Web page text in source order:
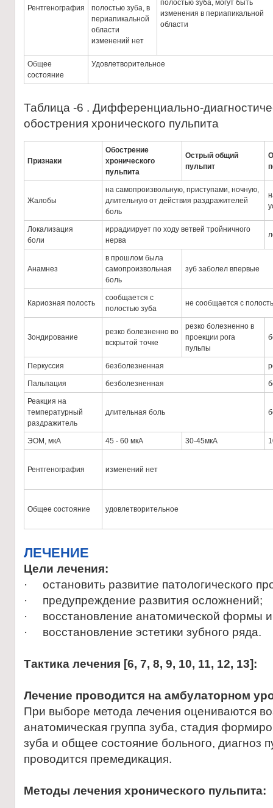
Рентгенография
полостью зуба, в
периапикальной
области
изменений нет
полостью зуба, могут быть
изменения в периапикальной
области
Общее
состояние
Удовлетворительное
Таблица -6 . Дифференциально-
обострения хронического пульпита
Признаки
Обострение
хронического
пульпита
Острый общий
пульпит
Жалобы
на самопроизвольную, приступами, ночную,
длительную от действия раздражителей
боль
Локализация
боли
иррадиирует по ходу ветвей тройничного
нерва
Анамнез
в прошлом была
самопроизвольная
боль
зуб заболел впервые
Кариозная полость
сообщается с
полостью зуба
не сообщается с
Зондирование
резко болезненно во
вскрытой точке
резко болезненно в
проекции рога
пульпы
Перкуссия безболезненная
Пальпация безболезненная
Реакция на
температурный
раздражитель
длительная боль
ЭОМ, мкА 45 - 60 мкА 30-45мкА
Рентгенография изменений нет
Общее состояние удовлетворительное
ЛЕЧЕНИЕ
Цели лечения:
· остановить развитие патологического
· предупреждение развития осложнений;
· восстановление анатомической формы
· восстановление эстетики зубного ряда.
Тактика лечения [6, 7, 8, 9, 10, 11, 12, 13]:
Лечение проводится на амбулаторном
При выборе метода лечения оцениваются
анатомическая группа зуба, стадия
зуба и общее состояние больного, диагноз
проводится премедикация.
Методы лечения хронического пульпита: